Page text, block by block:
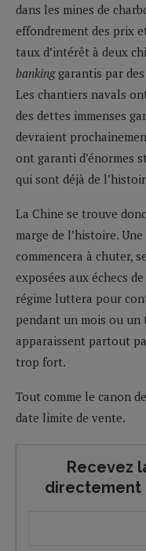
dans les mines de
effondrement des prix
taux d’intérêt à deux
bankinggarantis par des
Les chantiers navals
des dettes immenses
devraient
ont garanti d’énormes
qui sont déjà de
La Chine se trouve
marge de l’histoire.
commencera à chuter,
exposées aux échecs
régime luttera pour
pendant un mois ou un
apparaissent partout
trop fort.
Tout comme le canon
date limite de vente.
Recevez
directement